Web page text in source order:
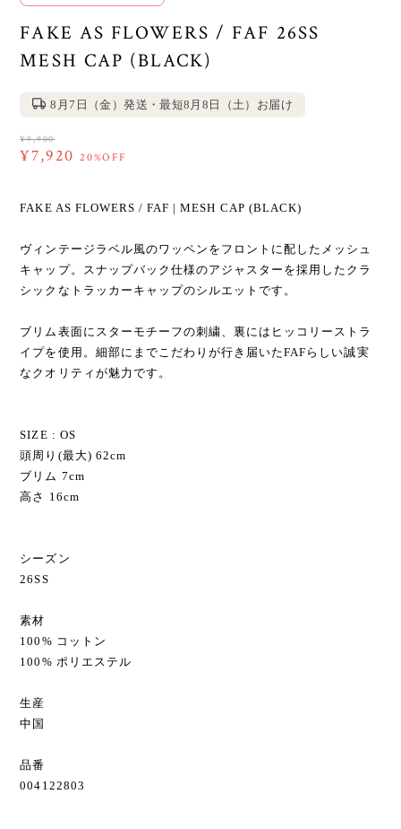
FAKE AS FLOWERS / FAF 26SS
MESH CAP (BLACK)
8月7日（金）発送・最短8月8日（土）お届け
¥9,900
¥7,920 20%OFF
FAKE AS FLOWERS / FAF | MESH CAP (BLACK)
ヴィンテージラベル風のワッペンをフロントに配したメッシュ
キャップ。スナップバック仕様のアジャスターを採用したクラ
シックなトラッカーキャップのシルエットです。
ブリム表面にスターモチーフの刺繍、裏にはヒッコリーストラ
イプを使用。細部にまでこだわりが行き届いたFAFらしい誠実
なクオリティが魅力です。
SIZE : OS
頭周り(最大) 62cm
ブリム 7cm
高さ 16cm
シーズン
26SS
素材
100% コットン
100% ポリエステル
生産
中国
品番
004122803